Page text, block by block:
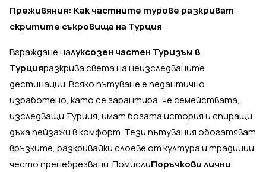
Преживяния: Как частните турове разкриват
скритите съкровища на Турция
Вграждане налуксозен частен Туризъм в
Турцияразкрива света на неизследваните
дестинации. Всяко пътуване е педантично
изработено, като се гарантира, че семействата,
изследващи Турция, имат богата история и спиращи
дъха пейзажи в комфорт. Тези пътувания обогатяват
връзките, разкривайки слоеве от култура и традиции
често пренебрегвани. ПомислиПоръчкови лични